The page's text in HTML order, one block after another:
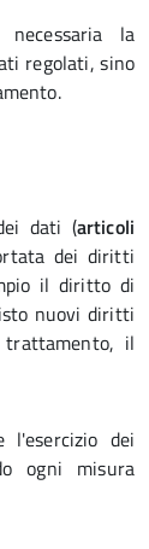
la
regolati, sino
dati (articoli
dei diritti
il diritto di
nuovi diritti
il
l'esercizio dei
ogni misura